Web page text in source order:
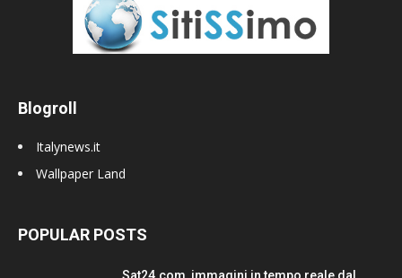
Blogroll
Italynews.it
Wallpaper Land
POPULAR POSTS